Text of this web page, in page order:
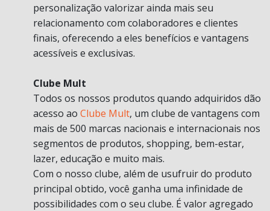
personalização valorizar ainda mais seu
relacionamento com colaboradores e clientes
finais, oferecendo a eles benefícios e vantagens
acessíveis e exclusivas.
Clube Mult
Todos os nossos produtos quando adquiridos dão
acesso ao Clube Mult, um clube de vantagens com
mais de 500 marcas nacionais e internacionais nos
segmentos de produtos, shopping, bem-estar,
lazer, educação e muito mais.
Com o nosso clube, além de usufruir do produto
principal obtido, você ganha uma infinidade de
possibilidades com o seu clube. É valor agregado